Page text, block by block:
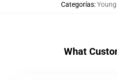
Categorías:
What